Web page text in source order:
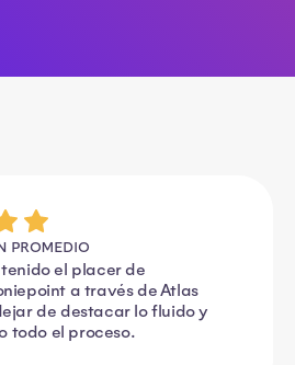
PROMEDIO
y apoyo de
HXM.